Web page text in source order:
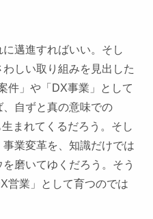
邁進すればいい。そし
しい取り組みを見出した
件」や「DX事業」として
自ずと真の意味での
まれてくるだろう。そし
業変革を、知識だけでは
磨いてゆくだろう。そう
営業」として育つのでは